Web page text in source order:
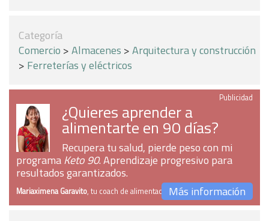
Categoría
Comercio >Almacenes >Arquitectura y construcción
> Ferreterías y eléctricos
Publicidad
¿Quieres aprender a
alimentarte en 90 días?
Recupera tu salud, pierde peso con mi
programaKeto 90. Aprendizaje progresivo para
resultados garantizados.
Mariaximena Garavito, tu coach de alimentaciónMás información